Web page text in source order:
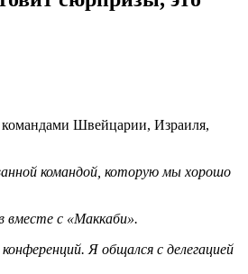
Швейцарии, Израиля,
командой, которую мы хорошо
вместе с «Маккаби».
Я общался с делегацией